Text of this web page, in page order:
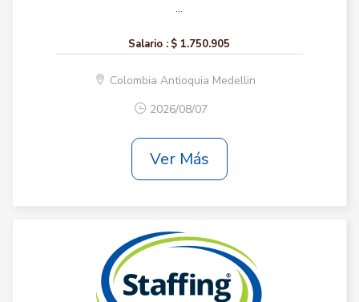
...
Salario : $ 1.750.905
Colombia Antioquia Medellin
2026/08/07
Ver Más